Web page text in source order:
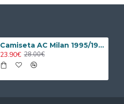
Camiseta AC Milan 1995/1996 Alternativo Retro
23.90€ 28.00€